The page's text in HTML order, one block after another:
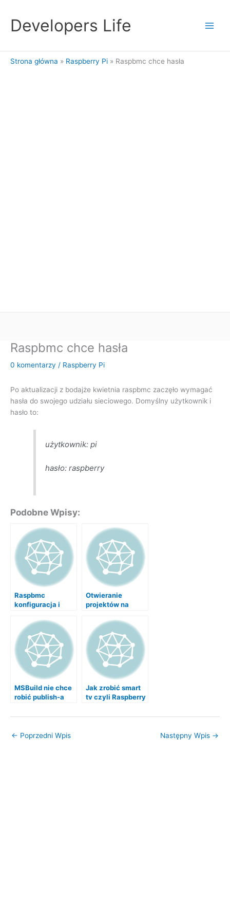
treściDevelopers Life
Strona główna Raspberry Pi Raspbmc chce hasła
Raspbmc chce hasła
0 komentarzy / Raspberry Pi
Po aktualizacji z bodajże kwietnia raspbmc zaczęło wymagać
hasła do swojego udziału sieciowego. Domyślny użytkownik i
hasło to:
użytkownik: pi
hasło: raspberry
Podobne Wpisy:
Raspbmc
konfiguracja i
Otwieranie
projektów na
pisywania hasła
MSBuild nie chce
robić publish-a
Jak zrobić smart
tv czyli Raspberry
multimedialne
← Poprzedni Wpis Następny Wpis →